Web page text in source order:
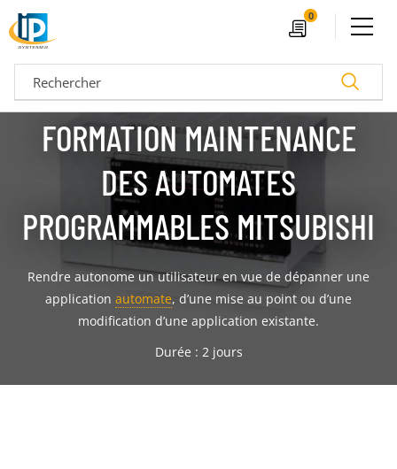
0
Devis
04 72 14 18 00 Nos configurateurs
Ouvrir le menu
FORMATION MAINTENANCE
DES AUTOMATES
PROGRAMMABLES MITSUBISHI
Rendre autonome un utilisateur en vue de dépanner une
application automate, d’une mise au point ou d’une
modification d’une application existante.
Durée : 2 jours